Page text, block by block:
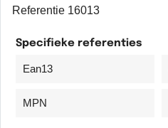
Referentie 16013
Specifieke referenties
Ean13
MPN